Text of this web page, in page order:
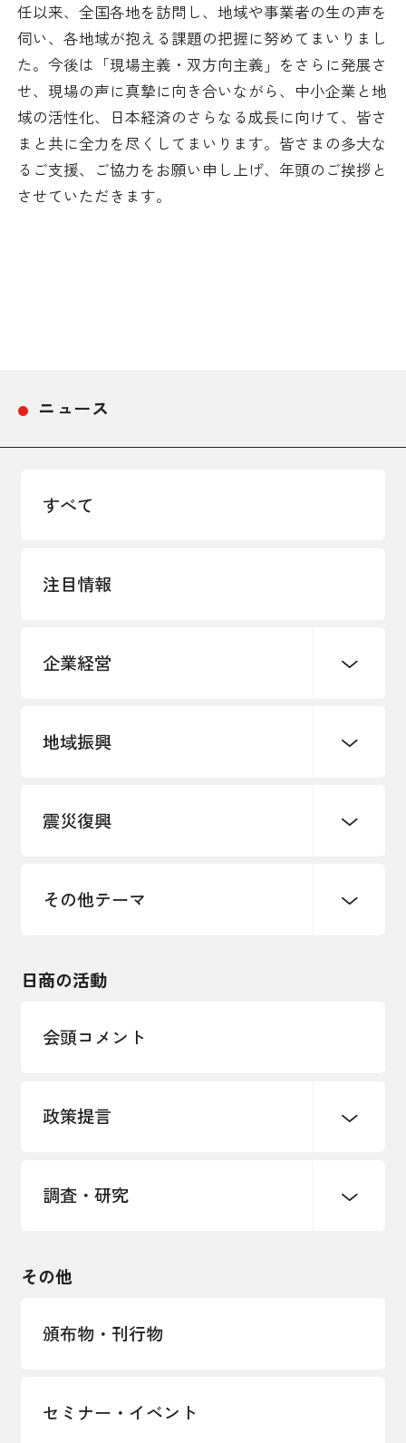
任以来、全国各地を訪問し、地域や事業者の生の声を
伺い、各地域が抱える課題の把握に努めてまいりまし
た。今後は「現場主義・双方向主義」をさらに発展さ
せ、現場の声に真摯に向き合いながら、中小企業と地
域の活性化、日本経済のさらなる成長に向けて、皆さ
まと共に全力を尽くしてまいります。皆さまの多大な
るご支援、ご協力をお願い申し上げ、年頭のご挨拶と
させていただきます。
ニュース
すべて
注目情報
企業経営
創業
事業承継・引継ぎ支援
雇用・労働・人材確保
地域振興
まちづくり
震災復興
令和６年能登半島地震関連
その他テーマ
インボイス制度
海外情報レポート
安全保障貿易管理・技術流出防止に関す
経営者保証に関するガイドライン
日商の活動
会頭コメント
政策提言
中小企業経営
国土強靭化・社会基盤整備・震災復興
調査・研究
LOBO調査
その他
頒布物・刊行物
セミナー・イベント